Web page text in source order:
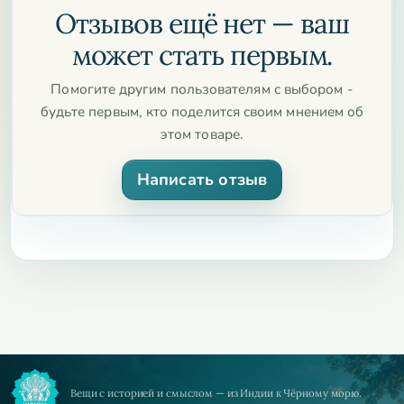
Отзывов ещё нет — ваш
может стать первым.
Помогите другим пользователям с выбором -
будьте первым, кто поделится своим мнением об
этом товаре.
Написать отзыв
Вещи с историей и смыслом — из Индии к Чёрному морю.